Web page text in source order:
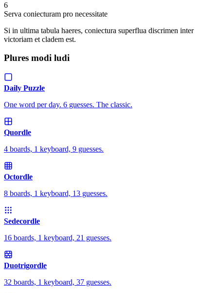
6
Serva coniecturam pro necessitate
Si in ultima tabula haeres, coniectura superflua discrimen inter
victoriam et cladem est.
Plures modi ludi
Daily Puzzle
One word per day. 6 guesses. The classic.
Quordle
4 boards, 1 keyboard, 9 guesses.
Octordle
8 boards, 1 keyboard, 13 guesses.
Sedecordle
16 boards, 1 keyboard, 21 guesses.
Duotrigordle
32 boards, 1 keyboard, 37 guesses.